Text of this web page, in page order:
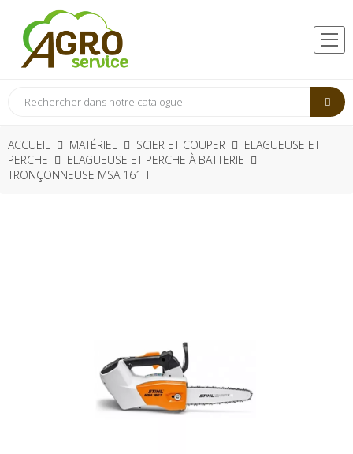
ACCUEIL MATÉRIEL SCIER ET COUPER
ELAGUEUSE ET
PERCHE
ELAGUEUSE ET PERCHE À BATTERIE
TRONÇONNEUSE MSA 161 T